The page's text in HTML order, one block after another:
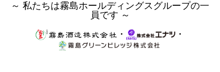
～ 私たちは霧島ホールディングスグループの一
員です ～
・
・